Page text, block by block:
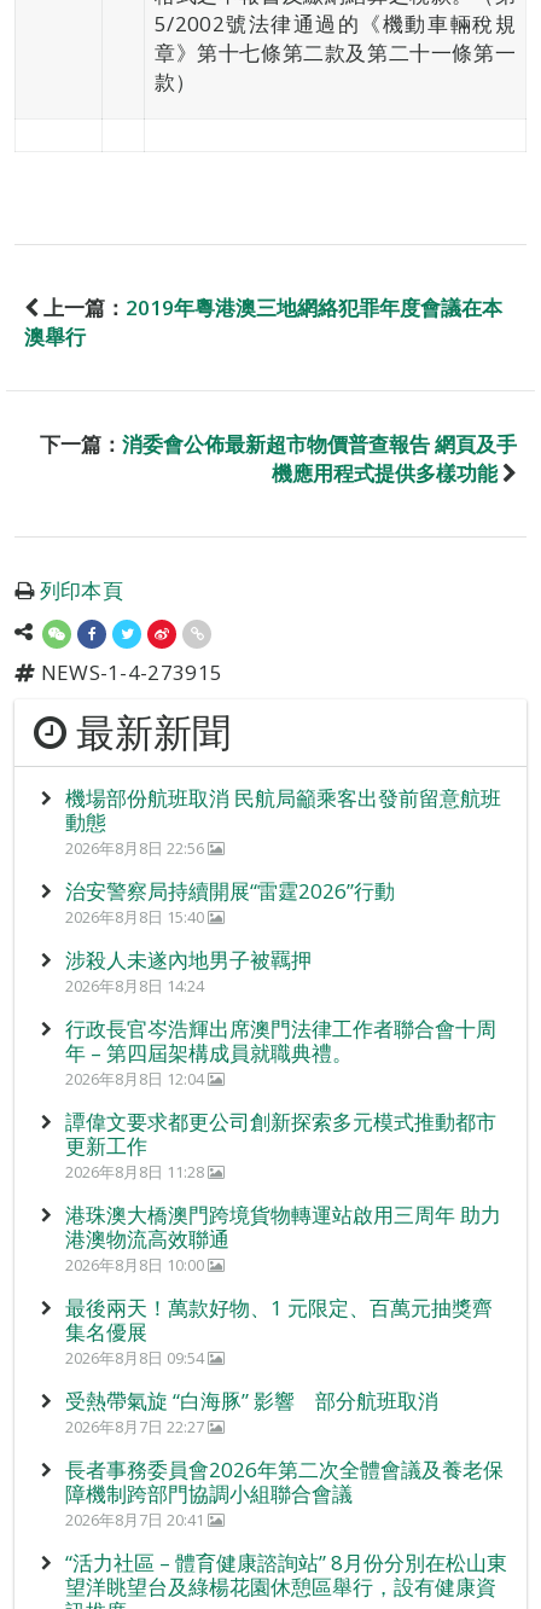
5/2002號法律通過的《機動車輛稅規
章》第十七條第二款及第二十一條第一
款）
上一篇： 2019年粵港澳三地網絡犯罪年度會議在本
澳舉行
下一篇： 消委會公佈最新超市物價普查報告 網頁及手
機應用程式提供多樣功能
列印本頁
NEWS-1-4-273915
最新新聞
機場部份航班取消 民航局籲乘客出發前留意航班
動態
2026年8月8日 22:56
治安警察局持續開展“雷霆2026”行動
2026年8月8日 15:40
涉殺人未遂內地男子被羈押
2026年8月8日 14:24
行政長官岑浩輝出席澳門法律工作者聯合會十周
年 – 第四屆架構成員就職典禮。
2026年8月8日 12:04
譚偉文要求都更公司創新探索多元模式推動都市
更新工作
2026年8月8日 11:28
港珠澳大橋澳門跨境貨物轉運站啟用三周年 助力
港澳物流高效聯通
2026年8月8日 10:00
最後兩天！萬款好物、1 元限定、百萬元抽獎齊
集名優展
2026年8月8日 09:54
受熱帶氣旋 “白海豚” 影響 部分航班取消
2026年8月7日 22:27
長者事務委員會2026年第二次全體會議及養老保
障機制跨部門協調小組聯合會議
2026年8月7日 20:41
“活力社區 – 體育健康諮詢站” 8月份分別在松山東
望洋眺望台及綠楊花園休憩區舉行，設有健康資